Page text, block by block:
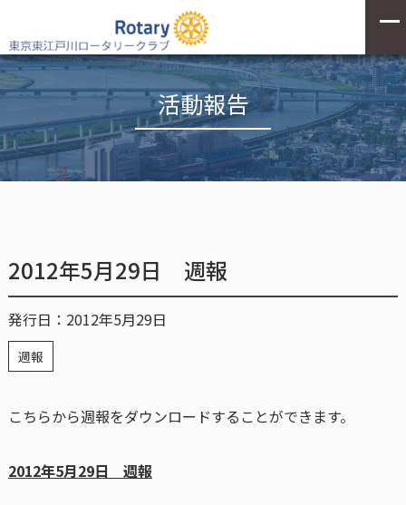
活動報告
2012年5月29日 週報
発行日：2012年5月29日
週報
こちらから週報をダウンロードすることができます。
2012年5月29日 週報